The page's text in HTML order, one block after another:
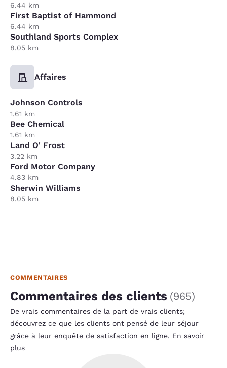
6.44 km
First Baptist of Hammond
6.44 km
Southland Sports Complex
8.05 km
Affaires
Johnson Controls
1.61 km
Bee Chemical
1.61 km
Land O' Frost
3.22 km
Ford Motor Company
4.83 km
Sherwin Williams
8.05 km
COMMENTAIRES
Commentaires des clients (965)
De vrais commentaires de la part de vrais clients;
découvrez ce que les clients ont pensé de leur séjour
grâce à leur enquête de satisfaction en ligne. En savoir
plus